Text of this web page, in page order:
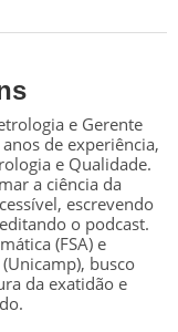
e Gerente
de experiência,
e Qualidade.
a ciência da
escrevendo
o podcast.
(FSA) e
busco
da exatidão e